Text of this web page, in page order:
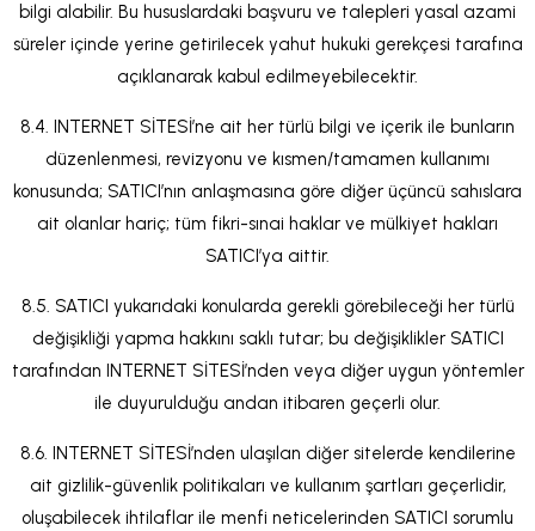
bilgi alabilir. Bu hususlardaki başvuru ve talepleri yasal azami
süreler içinde yerine getirilecek yahut hukuki gerekçesi tarafına
açıklanarak kabul edilmeyebilecektir.
8.4. INTERNET SİTESİ’ne ait her türlü bilgi ve içerik ile bunların
düzenlenmesi, revizyonu ve kısmen/tamamen kullanımı
konusunda; SATICI’nın anlaşmasına göre diğer üçüncü sahıslara
ait olanlar hariç; tüm fikri-sınai haklar ve mülkiyet hakları
SATICI’ya aittir.
8.5. SATICI yukarıdaki konularda gerekli görebileceği her türlü
değişikliği yapma hakkını saklı tutar; bu değişiklikler SATICI
tarafından INTERNET SİTESİ’nden veya diğer uygun yöntemler
ile duyurulduğu andan itibaren geçerli olur.
8.6. INTERNET SİTESİ’nden ulaşılan diğer sitelerde kendilerine
ait gizlilik-güvenlik politikaları ve kullanım şartları geçerlidir,
oluşabilecek ihtilaflar ile menfi neticelerinden SATICI sorumlu